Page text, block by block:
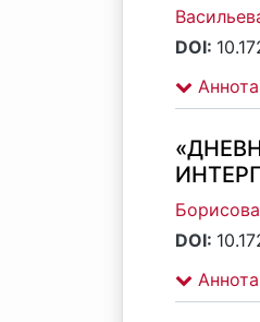
DOI:
DOI: